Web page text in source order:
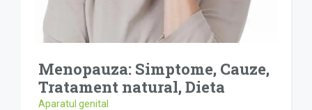
Menopauza: Simptome, Cauze,
Tratament natural, Dieta
Aparatul genital